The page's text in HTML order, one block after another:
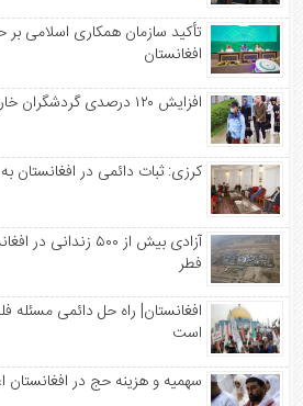
تأکید سازمان همکاری اسلامی
افغانستان
افزایش ۱۲۰ درصدی گردشگران خارجی در افغانستان
کرزی: ثبات دائمی در افغانستان
آزادی بیش از ۵۰۰
فطر
افغانستان| راه حل دائمی مسئله
است
سهمیه‌ و هزینه حج در افغانستان